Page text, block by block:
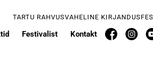
TARTU RAHVUSVAHELINE
Festivalist Kontakt